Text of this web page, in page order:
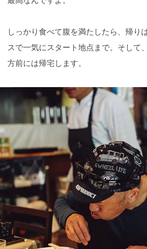
しっかり食べて腹を満たしたら、帰り
スで一気にスタート地点まで。そして
方前には帰宅します。